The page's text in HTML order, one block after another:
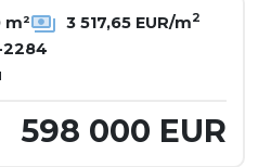
m² 3 517,65 EUR/m2
2284
598 000 EUR